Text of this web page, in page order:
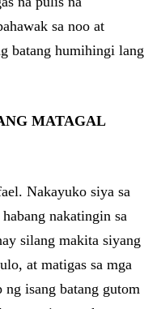
sa noo at
batang humihingi lang
MATAGAL
Nakayuko siya sa
nakatingin sa
silang makita siyang
at matigas sa mga
isang batang gutom